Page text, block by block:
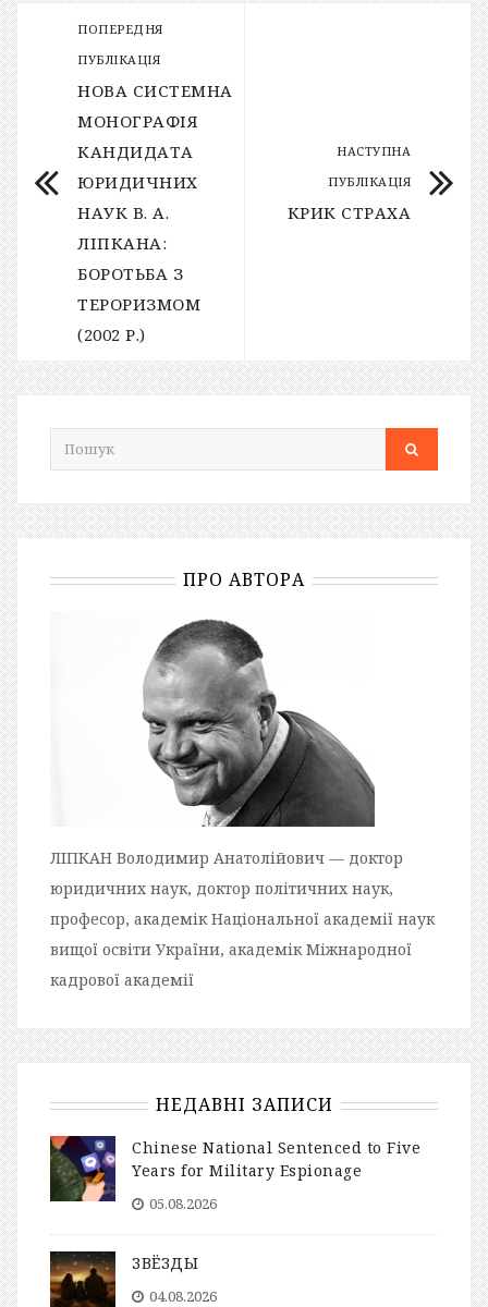
ПОПЕРЕДНЯ
ПУБЛІКАЦІЯ
НОВА СИСТЕМНА
МОНОГРАФІЯ
КАНДИДАТА
ЮРИДИЧНИХ
НАУК В. А.
ЛІПКАНА:
БОРОТЬБА З
ТЕРОРИЗМОМ
(2002 Р.)
НАСТУПНА
ПУБЛІКАЦІЯ
КРИК СТРАХА
ПРО АВТОРА
ЛІПКАН Володимир Анатолійович — доктор
юридичних наук, доктор політичних наук,
професор, академік Національної академії наук
вищої освіти України, академік Міжнародної
кадрової академії
НЕДАВНІ ЗАПИСИ
Chinese National Sentenced to Five
Years for Military Espionage
05.08.2026
ЗВЁЗДЫ
04.08.2026